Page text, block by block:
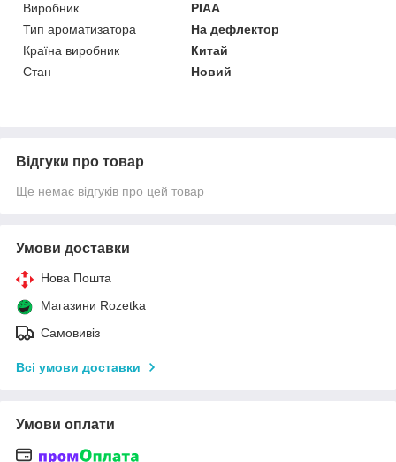
Виробник
PIAA
Тип ароматизатора
На дефлектор
Країна виробник
Китай
Стан
Новий
Відгуки про товар
Ще немає відгуків про цей товар
Умови доставки
Нова Пошта
Магазини Rozetka
Самовивіз
Всі умови доставки
Умови оплати